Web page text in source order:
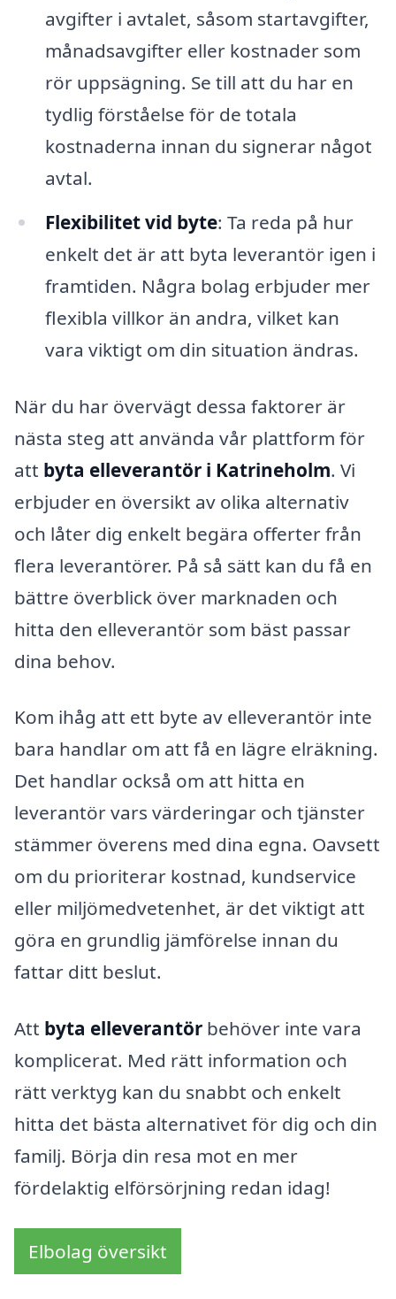
avgifter i avtalet, såsom startavgifter,
månadsavgifter eller kostnader som
rör uppsägning. Se till att du har en
tydlig förståelse för de totala
kostnaderna innan du signerar något
avtal.
Flexibilitet vid byte: Ta reda på hur
enkelt det är att byta leverantör igen i
framtiden. Några bolag erbjuder mer
flexibla villkor än andra, vilket kan
vara viktigt om din situation ändras.
När du har övervägt dessa faktorer är
nästa steg att använda vår plattform för
att byta elleverantör i Katrineholm. Vi
erbjuder en översikt av olika alternativ
och låter dig enkelt begära offerter från
flera leverantörer. På så sätt kan du få en
bättre överblick över marknaden och
hitta den elleverantör som bäst passar
dina behov.
Kom ihåg att ett byte av elleverantör inte
bara handlar om att få en lägre elräkning.
Det handlar också om att hitta en
leverantör vars värderingar och tjänster
stämmer överens med dina egna. Oavsett
om du prioriterar kostnad, kundservice
eller miljömedvetenhet, är det viktigt att
göra en grundlig jämförelse innan du
fattar ditt beslut.
Att byta elleverantör behöver inte vara
komplicerat. Med rätt information och
rätt verktyg kan du snabbt och enkelt
hitta det bästa alternativet för dig och din
familj. Börja din resa mot en mer
fördelaktig elförsörjning redan idag!
Elbolag översikt